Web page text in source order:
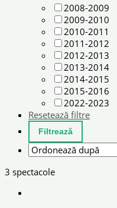
2008-2009
2009-2010
2010-2011
2011-2012
2012-2013
2013-2014
2014-2015
2015-2016
2022-2023
Resetează filtre
3 spectacole